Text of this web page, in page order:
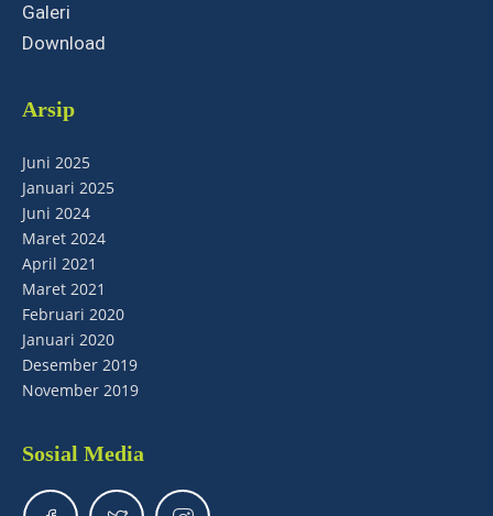
Galeri
Download
Arsip
Juni 2025
Januari 2025
Juni 2024
Maret 2024
April 2021
Maret 2021
Februari 2020
Januari 2020
Desember 2019
November 2019
Sosial Media